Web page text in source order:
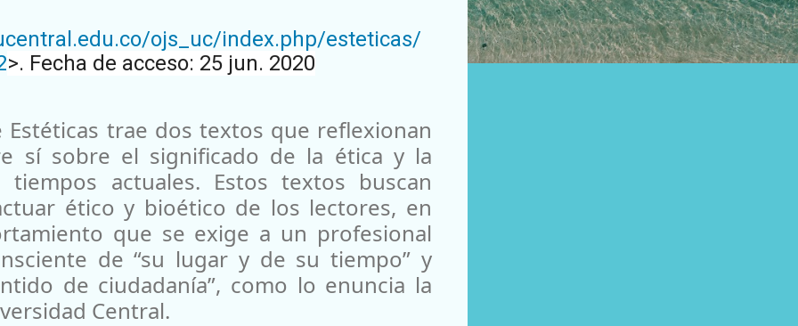
ojs_uc/index.php/esteticas/
>. Fecha de acceso: 25 jun. 2020
Estéticas trae dos textos que reflexionan
sí sobre el significado de la ética y la
actuales. Estos textos buscan
ético y bioético de los lectores, en
que se exige a un profesional
de “su lugar y de su tiempo” y
de ciudadanía”, como lo enuncia la
Central.